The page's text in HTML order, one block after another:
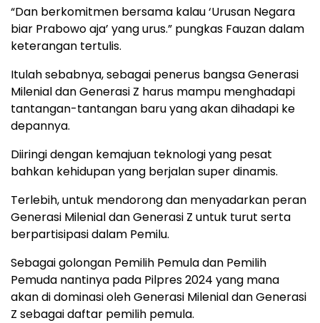
“Dan berkomitmen bersama kalau ‘Urusan Negara
biar Prabowo aja’ yang urus.” pungkas Fauzan dalam
keterangan tertulis.
Itulah sebabnya, sebagai penerus bangsa Generasi
Milenial dan Generasi Z harus mampu menghadapi
tantangan-tantangan baru yang akan dihadapi ke
depannya.
Diiringi dengan kemajuan teknologi yang pesat
bahkan kehidupan yang berjalan super dinamis.
Terlebih, untuk mendorong dan menyadarkan peran
Generasi Milenial dan Generasi Z untuk turut serta
berpartisipasi dalam Pemilu.
Sebagai golongan Pemilih Pemula dan Pemilih
Pemuda nantinya pada Pilpres 2024 yang mana
akan di dominasi oleh Generasi Milenial dan Generasi
Z sebagai daftar pemilih pemula.